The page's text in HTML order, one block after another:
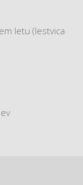
letu (lestvica